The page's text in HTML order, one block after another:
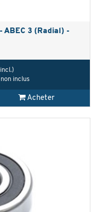
ABEC 3 (Radial) -
inclus
Acheter